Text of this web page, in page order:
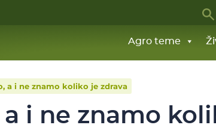
Agro teme
a i ne znamo koliko je zdrava
i ne znamo